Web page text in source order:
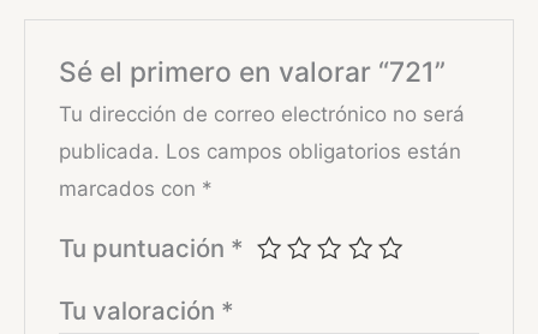
Sé el primero en valorar “721”
Tu dirección de correo electrónico no será
publicada. Los campos obligatorios están
marcados con *
Tu puntuación *
Tu valoración *